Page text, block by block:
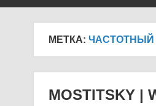
МЕТКА: ЧАСТОТНЫЙ
MOSTITSKY |